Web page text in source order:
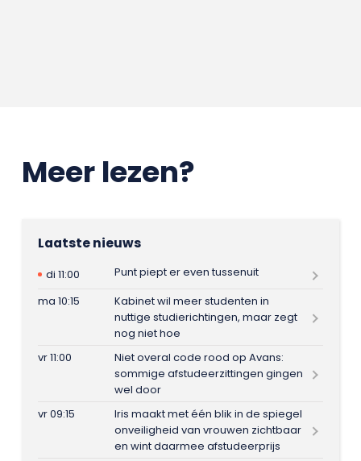
Meer lezen?
Laatste nieuws
di 11:00
Punt piept er even tussenuit
ma 10:15
Kabinet wil meer studenten in
nuttige studierichtingen, maar zegt
nog niet hoe
vr 11:00
Niet overal code rood op Avans:
sommige afstudeerzittingen gingen
wel door
vr 09:15
Iris maakt met één blik in de spiegel
onveiligheid van vrouwen zichtbaar
en wint daarmee afstudeerprijs